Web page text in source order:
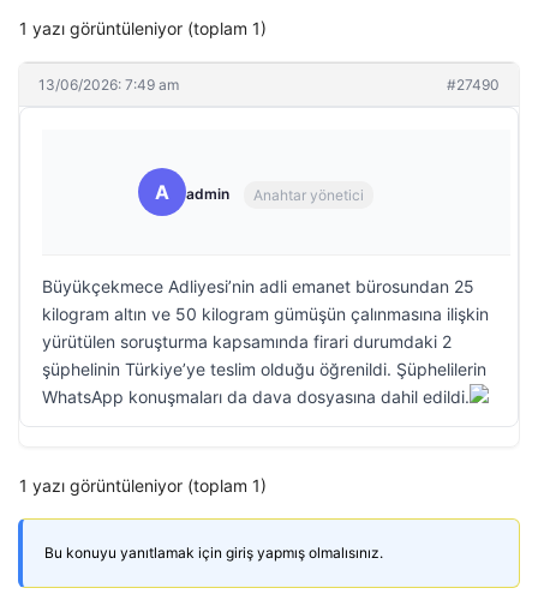
1 yazı görüntüleniyor (toplam 1)
13/06/2026: 7:49 am #27490
A admin Anahtar yönetici
Büyükçekmece Adliyesi’nin adli emanet bürosundan 25
kilogram altın ve 50 kilogram gümüşün çalınmasına ilişkin
yürütülen soruşturma kapsamında firari durumdaki 2
şüphelinin Türkiye’ye teslim olduğu öğrenildi. Şüphelilerin
WhatsApp konuşmaları da dava dosyasına dahil edildi.
1 yazı görüntüleniyor (toplam 1)
Bu konuyu yanıtlamak için giriş yapmış olmalısınız.